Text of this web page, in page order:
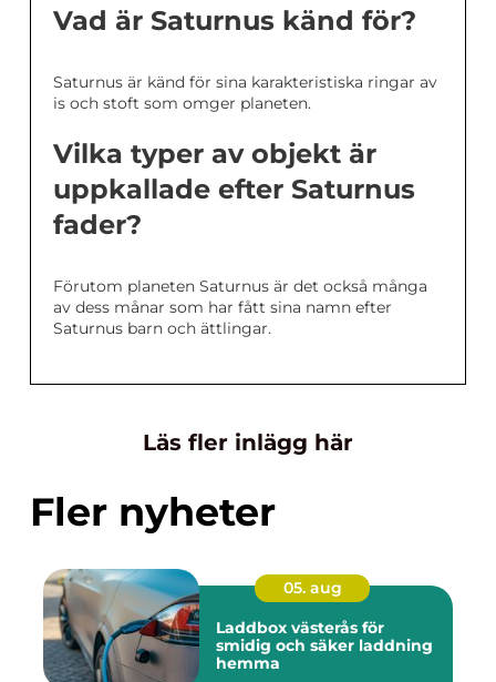
Vad är Saturnus känd för?
Saturnus är känd för sina karakteristiska ringar av
is och stoft som omger planeten.
Vilka typer av objekt är
uppkallade efter Saturnus
fader?
Förutom planeten Saturnus är det också många
av dess månar som har fått sina namn efter
Saturnus barn och ättlingar.
Läs fler inlägg här
Fler nyheter
05. aug
Laddbox västerås för
smidig och säker laddning
hemma